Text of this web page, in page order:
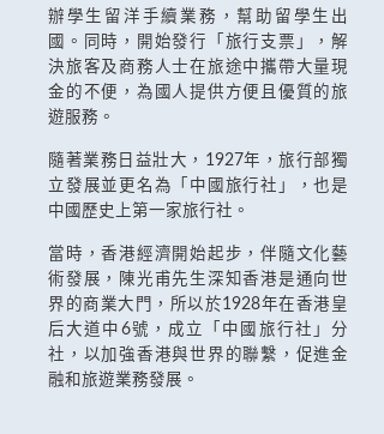
辦學生留洋手續業務，幫助留學生出
國。同時，開始發行「旅行支票」，解
決旅客及商務人士在旅途中攜帶大量現
金的不便，為國人提供方便且優質的旅
遊服務。
隨著業務日益壯大，1927年，旅行部獨
立發展並更名為「中國旅行社」，也是
中國歷史上第一家旅行社。
當時，香港經濟開始起步，伴隨文化藝
術發展，陳光甫先生深知香港是通向世
界的商業大門，所以於1928年在香港皇
后大道中6號，成立「中國旅行社」分
社，以加強香港與世界的聯繫，促進金
融和旅遊業務發展。